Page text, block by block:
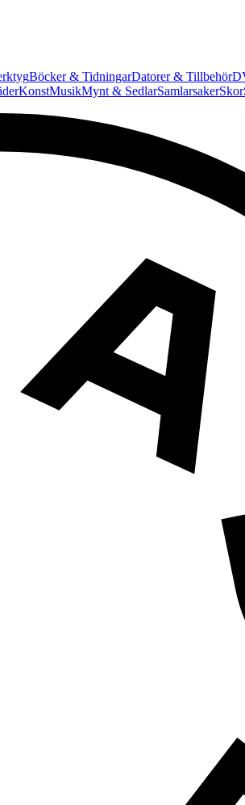
Böcker & TidningarDatorer & Tillbehör
KonstMusikMynt & SedlarSamlarsakerSkor